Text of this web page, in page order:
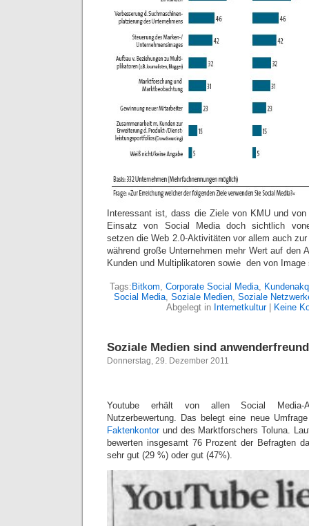
Interessant ist, dass die Ziele von KMU und
Einsatz von Social Media doch sichtlich
setzen die Web 2.0-Aktivitäten vor allem auch
während große Unternehmen mehr Wert auf den
Kunden und Multiplikatoren sowie den von Image
Tags: Bitkom, Corporate Social Media,
Social Media, Soziale Medien, Soziale
Abgelegt in Internetkultur| Keine
Soziale Medien sind
Donnerstag, 29. Dezember 2011
Youtube erhält von allen Social Media-
Nutzerbewertung. Das belegt eine neue
Faktenkontorund des Marktforschers Toluna.
bewerten insgesamt 76 Prozent der Befragten
sehr gut (29 %) oder gut (47%).